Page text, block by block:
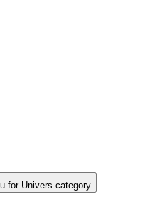
for Univers category